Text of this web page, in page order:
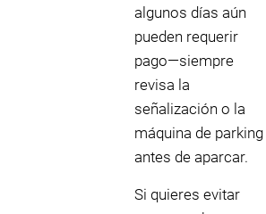
algunos días aún
pueden requerir
pago—siempre
revisa la
señalización o la
máquina de parking
antes de aparcar.
Si quieres evitar